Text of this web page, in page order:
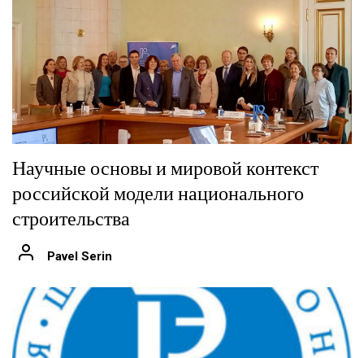
Научные основы и мировой контекст
российской модели национального
строительства
Pavel Serin